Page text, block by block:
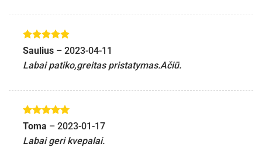
Įvertinimas:
Saulius – 2023-04-11
Labai patiko,greitas pristatymas.Ačiū.
Įvertinimas:
Toma – 2023-01-17
Labai geri kvepalai.